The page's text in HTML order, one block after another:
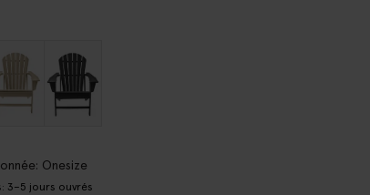
Onesize
3–5 jours ouvrés